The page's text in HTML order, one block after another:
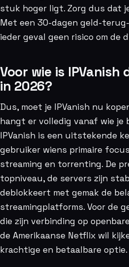
stuk hoger ligt. Zorg dus dat
Met een 30-dagen geld-
ieder geval geen risico om de
Voor wie is IPVanish
in 2026?
Dus, moet je IPVanish nu
hangt er volledig vanaf wie je
IPVanish is een uitstekende
gebruiker wiens primaire
streaming en torrenting. De
topniveau, de servers zijn
deblokkeert met gemak de
streamingplatforms. Voor de
die zijn verbinding op
de Amerikaanse Netflix wil
krachtige en betaalbare optie.